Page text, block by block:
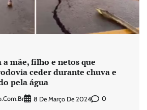
a mãe, filho e netos que
ceder durante chuva e
pela água
8 De Março De 2024 0